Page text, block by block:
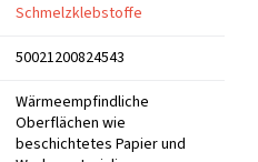
Schmelzklebstoffe
50021200824543
Wärmeempfindliche
Oberflächen wie
beschichtetes Papier und